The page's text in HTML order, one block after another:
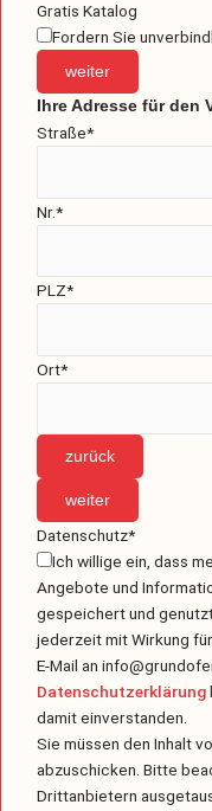
Gratis Katalog
Fordern Sie
weiter
Ihre Adresse für den
Straße*
Nr.*
PLZ*
Ort*
zurück
weiter
Datenschutz*
Ich willige ein, dass
Angebote und
gespeichert und
jederzeit mit Wirkung
E-Mail an
Datenschutzerklärung
damit einverstanden.
Sie müssen den Inhalt
abzuschicken. Bitte
Drittanbietern